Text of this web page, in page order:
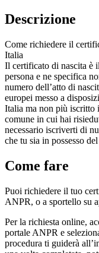
Descrizione
Come richiedere il
Italia
Il certificato di nascita è
persona e ne specifica
numero dell’atto di
europei messo a
Italia ma non più iscritto
comune in cui hai
necessario iscriverti di
che tu sia in possesso
Come fare
Puoi richiedere il tuo
ANPR, o a sportello su
Per la richiesta online,
portale ANPR e
procedura ti guiderà